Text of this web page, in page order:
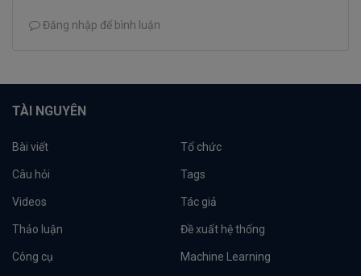
Đăng nhập để bình luận
TÀI NGUYÊN
Bài viết Tổ chức
Câu hỏi Tags
Videos Tác giả
Thảo luận Đề xuất hệ thống
Công cụ Machine Learning